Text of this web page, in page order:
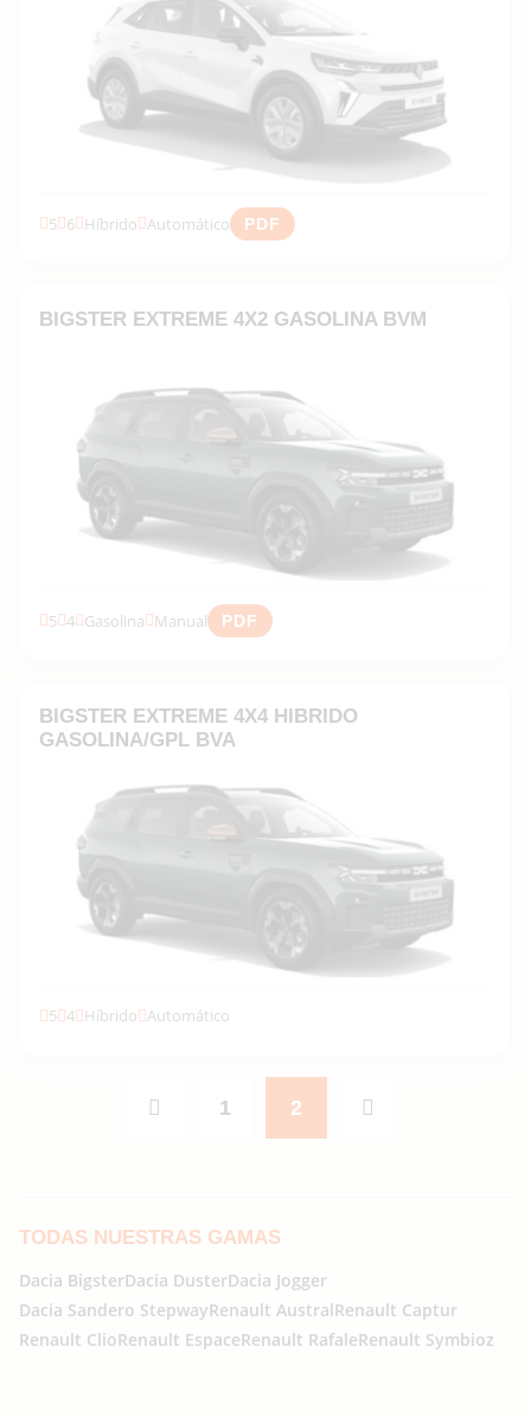
5 6 Híbrido Automático PDF
BIGSTER EXTREME 4X2 GASOLINA BVM
5 4 Gasolina Manual PDF
BIGSTER EXTREME 4X4 HIBRIDO
GASOLINA/GPL BVA
5 4 Híbrido Automático
1 2
TODAS NUESTRAS GAMAS
Dacia BigsterDacia DusterDacia Jogger
Dacia Sandero StepwayRenault AustralRenault Captur
Renault ClioRenault EspaceRenault RafaleRenault Symbioz